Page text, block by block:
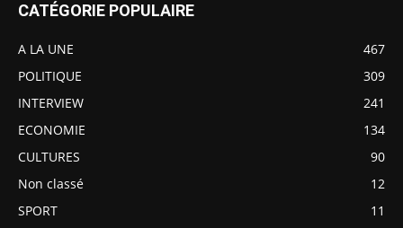
CATÉGORIE POPULAIRE
A LA UNE
467
POLITIQUE
309
INTERVIEW
241
ECONOMIE
134
CULTURES
90
Non classé
12
SPORT
11